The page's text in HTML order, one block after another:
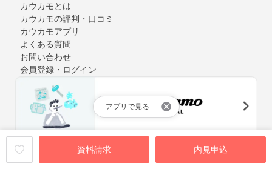
資料請求 内見申込
アプリで見る
カウカモとは
カウカモの評判・口コミ
カウカモアプリ
よくある質問
お問い合わせ
会員登録・ログイン